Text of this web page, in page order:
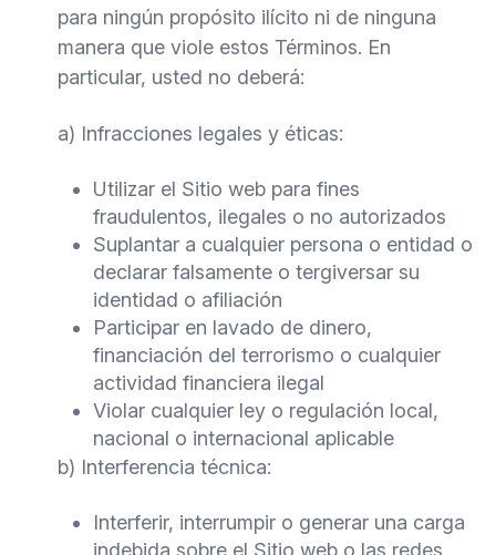
para ningún propósito ilícito ni de ninguna
manera que viole estos Términos. En
particular, usted no deberá:
a) Infracciones legales y éticas:
Utilizar el Sitio web para fines
fraudulentos, ilegales o no autorizados
Suplantar a cualquier persona o entidad o
declarar falsamente o tergiversar su
identidad o afiliación
Participar en lavado de dinero,
financiación del terrorismo o cualquier
actividad financiera ilegal
Violar cualquier ley o regulación local,
nacional o internacional aplicable
b) Interferencia técnica:
Interferir, interrumpir o generar una carga
indebida sobre el Sitio web o las redes